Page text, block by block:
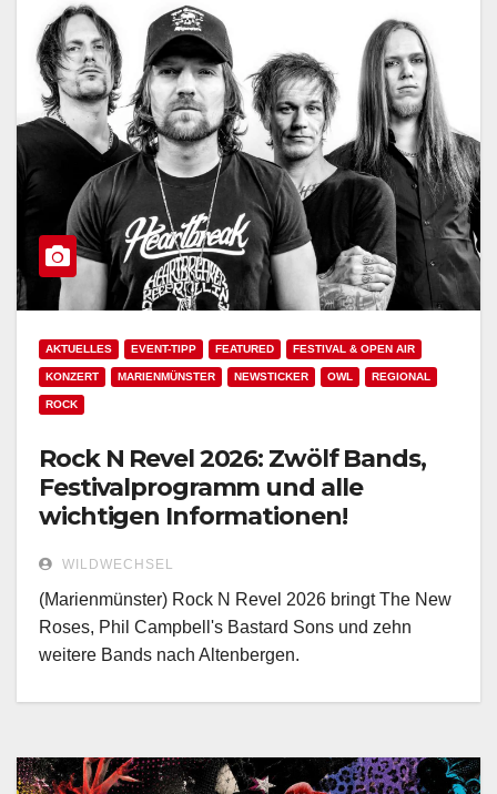
AKTUELLES EVENT-TIPP FEATURED FESTIVAL & OPEN AIR
KONZERT MARIENMÜNSTER NEWSTICKER OWL REGIONAL
ROCK
Rock N Revel 2026: Zwölf Bands,
Festivalprogramm und alle
wichtigen Informationen!
WILDWECHSEL
(Marienmünster) Rock N Revel 2026 bringt The New
Roses, Phil Campbell's Bastard Sons und zehn
weitere Bands nach Altenbergen.